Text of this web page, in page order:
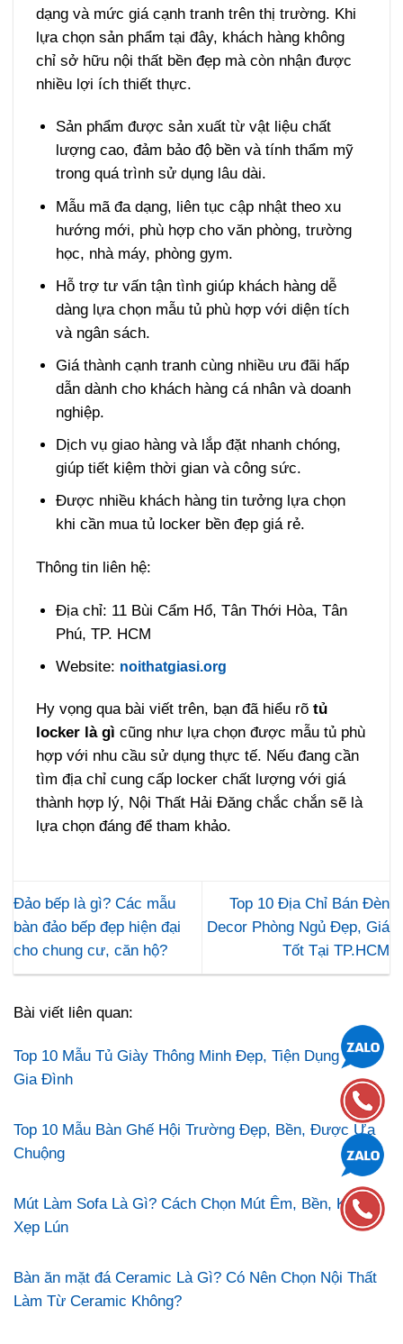
dạng và mức giá cạnh tranh trên thị trường. Khi
lựa chọn sản phẩm tại đây, khách hàng không
chỉ sở hữu nội thất bền đẹp mà còn nhận được
nhiều lợi ích thiết thực.
Sản phẩm được sản xuất từ vật liệu chất
lượng cao, đảm bảo độ bền và tính thẩm mỹ
trong quá trình sử dụng lâu dài.
Mẫu mã đa dạng, liên tục cập nhật theo xu
hướng mới, phù hợp cho văn phòng, trường
học, nhà máy, phòng gym.
Hỗ trợ tư vấn tận tình giúp khách hàng dễ
dàng lựa chọn mẫu tủ phù hợp với diện tích
và ngân sách.
Giá thành cạnh tranh cùng nhiều ưu đãi hấp
dẫn dành cho khách hàng cá nhân và doanh
nghiệp.
Dịch vụ giao hàng và lắp đặt nhanh chóng,
giúp tiết kiệm thời gian và công sức.
Được nhiều khách hàng tin tưởng lựa chọn
khi cần mua tủ locker bền đẹp giá rẻ.
Thông tin liên hệ:
Địa chỉ: 11 Bùi Cẩm Hổ, Tân Thới Hòa, Tân
Phú, TP. HCM
Website: noithatgiasi.org
Hy vọng qua bài viết trên, bạn đã hiểu rõtủ
locker là gì cũng như lựa chọn được mẫu tủ phù
hợp với nhu cầu sử dụng thực tế. Nếu đang cần
tìm địa chỉ cung cấp locker chất lượng với giá
thành hợp lý, Nội Thất Hải Đăng chắc chắn sẽ là
lựa chọn đáng để tham khảo.
Đảo bếp là gì? Các mẫu
bàn đảo bếp đẹp hiện đại
cho chung cư, căn hộ?
Top 10 Địa Chỉ Bán Đèn
Decor Phòng Ngủ Đẹp, Giá
Tốt Tại TP.HCM
Bài viết liên quan:
Top 10 Mẫu Tủ Giày Thông Minh Đẹp, Tiện Dụng Cho
Gia Đình
Top 10 Mẫu Bàn Ghế Hội Trường Đẹp, Bền, Được Ưa
Chuộng
Mút Làm Sofa Là Gì? Cách Chọn Mút Êm, Bền, Không
Xẹp Lún
Bàn ăn mặt đá Ceramic Là Gì? Có Nên Chọn Nội Thất
Làm Từ Ceramic Không?